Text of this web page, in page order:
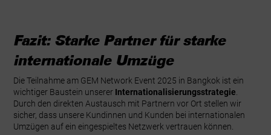
Fazit: Starke Partner für starke
internationale Umzüge
Die Teilnahme am GEM Network Event 2025 in Bangkok ist ein
wichtiger Baustein unserer Internationalisierungsstrategie
Durch den direkten Austausch mit Partnern vor Ort stellen wir
sicher, dass unsere Kundinnen und Kunden bei internationalen
Umzügen auf ein eingespieltes Netzwerk vertrauen können.